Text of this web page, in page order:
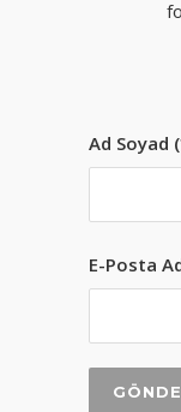
Ad Soyad
E-Posta